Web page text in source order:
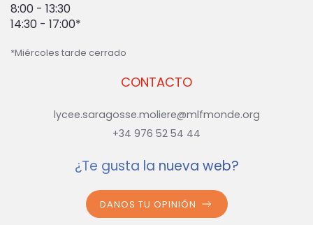
CONTACTO
lycee.saragosse.moliere@mlfmonde.org
+34 976 52 54 44
8:00 - 13:30
14:30 - 17:00*
*Miércoles tarde cerrado
¿Te gusta la nueva web?
DANOS TU OPINIÓN